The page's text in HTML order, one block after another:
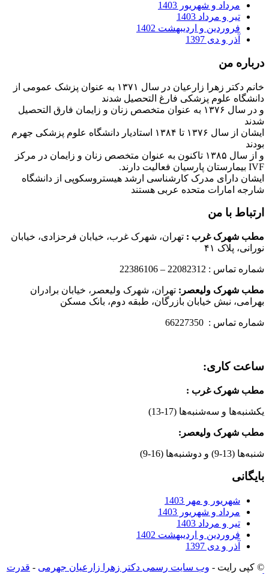
مرداد و شهریور 1403
تیر و مرداد 1403
فروردین و اردیبهشت 1402
آذر و دی 1397
درباره من
خانم دکتر زهرا زارعیان در سال ۱۳۷۱ به عنوان پزشک عمومی از
دانشگاه علوم پزشکی فارغ التحصیل شدند
و در سال ۱۳۷۶ به عنوان متخصص زنان و زایمان فارق التحصیل
شدند
ایشان از سال ۱۳۷۶ تا ۱۳۸۴ استادیار دانشگاه علوم پزشکی جهرم
بودند
و از سال ۱۳۸۵ تاکنون به عنوان متخصص زنان و زایمان در مرکز
IVF بیمارستان پارسیان فعالیت دارند.
ایشان دارای مدرک کارشناسی ارشد هیستروسکوپی از دانشگاه
شارجه امارات متحده عربی هستند
ارتباط با من
مطب شهرک غرب : تهران، شهرک غرب، خیابان فرحزادی، خیابان
نورانی، پلاک ۴۱
شماره تماس : 22082312 – 22386106
مطب شهرک ولیعصر: تهران، شهرک ولیعصر، خیابان برادران
بهرامی، نبش خیابان بازرگان، طبقه دوم، بانک مسکن
شماره تماس : 66227350
ساعت کاری:
مطب شهرک غرب :
یکشنبه‌ها و سه‌شنبه‌ها (17-13)
مطب شهرک ولیعصر:
شنبه‌ها (13-9) و دوشنبه‌ها (16-9)
بایگانی
شهریور و مهر 1403
مرداد و شهریور 1403
تیر و مرداد 1403
فروردین و اردیبهشت 1402
آذر و دی 1397
© کپی رایت - وب سایت رسمی دکتر زهرا زارعیان جهرمی - قدرت